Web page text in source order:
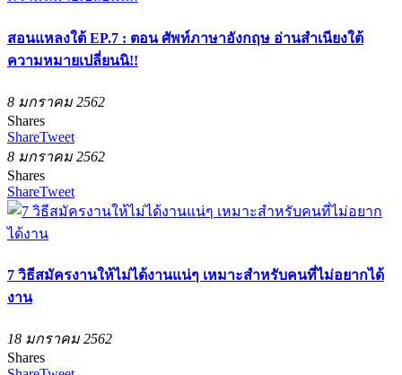
สอนแหลงใต้ EP.7 : ตอน ศัพท์ภาษาอังกฤษ อ่านสำเนียงใต้
ความหมายเปลี่ยนนิ!!
8 มกราคม 2562
Shares
ShareTweet
8 มกราคม 2562
Shares
ShareTweet
7 วิธีสมัครงานให้ไม่ได้งานแน่ๆ เหมาะสำหรับคนที่ไม่อยากได้
งาน
18 มกราคม 2562
Shares